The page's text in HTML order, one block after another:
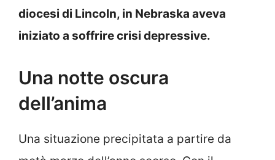
diocesi di Lincoln, in Nebraska aveva
iniziato a soffrire crisi depressive.
Una notte oscura
dell’anima
Una situazione precipitata a partire da